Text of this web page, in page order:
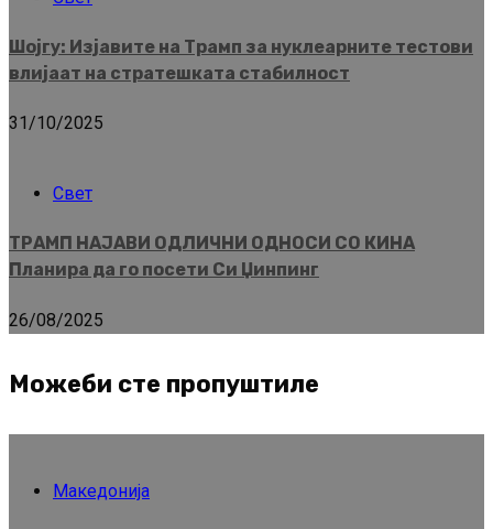
Шојгу: Изјавите на Трамп за нуклеарните тестови
влијаат на стратешката стабилност
31/10/2025
Свет
ТРАМП НАЈАВИ ОДЛИЧНИ ОДНОСИ СО КИНА
Планира да го посети Си Џинпинг
26/08/2025
Можеби сте пропуштиле
Македонија